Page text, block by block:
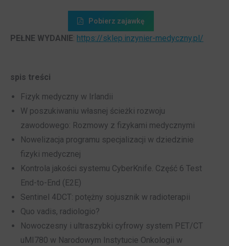
Pobierz zajawkę
PEŁNE WYDANIE: https://sklep.inzynier-medyczny.pl/
spis treści
Fizyk medyczny w Irlandii
W poszukiwaniu własnej ścieżki rozwoju
zawodowego: Rozmowy z fizykami medycznymi
Nowelizacja programu specjalizacji w dziedzinie
fizyki medycznej
Kontrola jakości systemu CyberKnife. Część 6 Test
End-to-End (E2E)
Sentinel 4DCT: potężny sojusznik w radioterapii
Quo vadis, radiologio?
Nowoczesny i ultraszybki cyfrowy system PET/CT
uMI780 w Narodowym Instytucie Onkologii w